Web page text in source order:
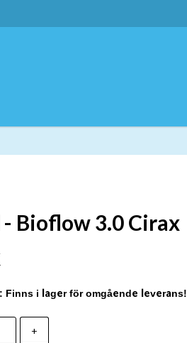
Bioflow 3.0 Cirax
Finns i lager för omgående leverans!
+